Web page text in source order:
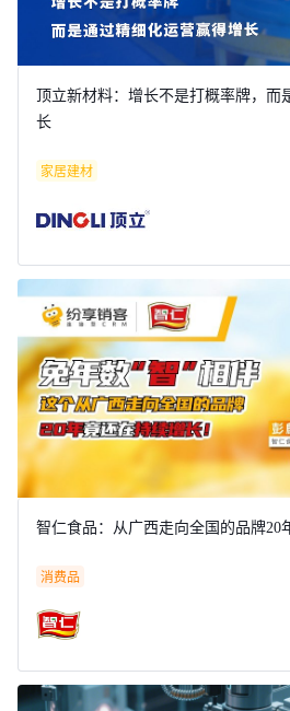
顶立新材料：增长不是打概率牌，而
长
家居建材
智仁食品：从广西走向全国的品牌20
消费品